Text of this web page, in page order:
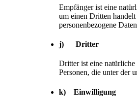
Empfänger ist eine
um einen Dritten
personenbezogene
j) Dritter
Dritter ist eine natürliche
Personen, die unter der
k) Einwilligung